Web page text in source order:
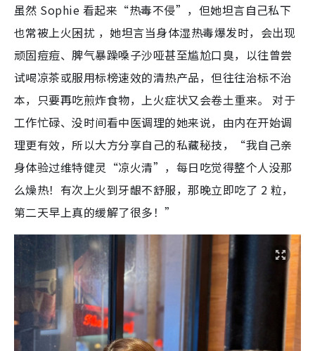
虽然 Sophie 看起来“热毒不侵”，但她坦言自己私下
也常被上火困扰 ，她坦言当身体湿热毒爆发时，会出现
顽固痘痘、脾气暴躁嗓子沙哑甚至尴尬口臭， 以往曾尝
试喝凉茶或服用标榜速效的清热产品，但往往治标不治
本，只要再吃煎炸食物，上火症状又会卷土重来。 对于
工作忙碌、没时间看中医调理的她来说，由内在开始调
理更有效，所以大方分享自己的私藏秘技，“我自己亲
身体验过维特健灵“凉火清”，每日吃觉得整个人没那
么燥热！有次上火到牙龈不舒服，那晚立即吃了 2 粒，
第二天早上真的缓解了很多！”